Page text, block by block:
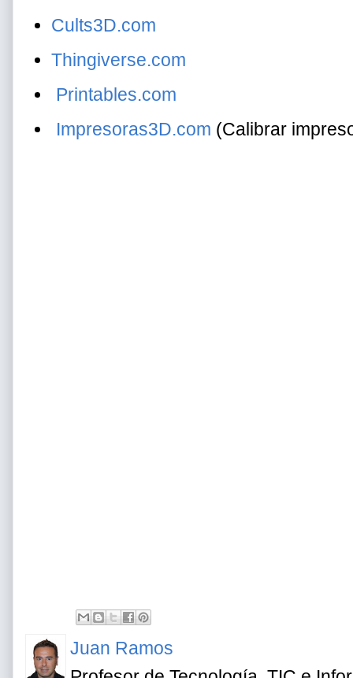
Cults3D.com
Thingiverse.com
Printables.com
Impresoras3D.com (Calibrar
Juan Ramos